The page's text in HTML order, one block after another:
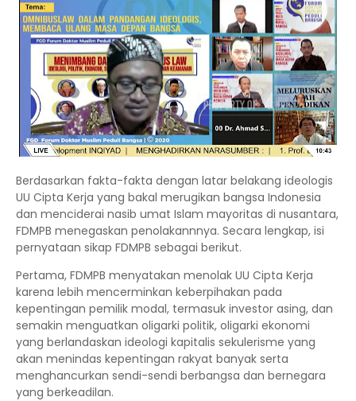
Berdasarkan fakta-fakta dengan latar belakang ideologis
UU Cipta Kerja yang bakal merugikan bangsa Indonesia
dan menciderai nasib umat Islam mayoritas di nusantara,
FDMPB menegaskan penolakannnya. Secara lengkap, isi
pernyataan sikap FDMPB sebagai berikut.
Pertama, FDMPB menyatakan menolak UU Cipta Kerja
karena lebih mencerminkan keberpihakan pada
kepentingan pemilik modal, termasuk investor asing, dan
semakin menguatkan oligarki politik, oligarki ekonomi
yang berlandaskan ideologi kapitalis sekulerisme yang
akan menindas kepentingan rakyat banyak serta
menghancurkan sendi-sendi berbangsa dan bernegara
yang berkeadilan.